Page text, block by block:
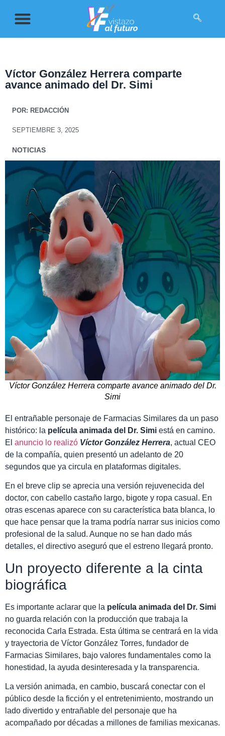
Víctor González Herrera comparte
avance animado del Dr. Simi
POR: REDACCIÓN
SEPTIEMBRE 3, 2025
NOTICIAS
Víctor González Herrera comparte avance animado del Dr.
Simi
El entrañable personaje de Farmacias Similares da un paso
histórico: la película animada del Dr. Simi está en camino.
El anuncio lo realizó Víctor González Herrera, actual CEO
de la compañía, quien presentó un adelanto de 20
segundos que ya circula en plataformas digitales.
En el breve clip se aprecia una versión rejuvenecida del
doctor, con cabello castaño largo, bigote y ropa casual. En
otras escenas aparece con su característica bata blanca, lo
que hace pensar que la trama podría narrar sus inicios como
profesional de la salud. Aunque no se han dado más
detalles, el directivo aseguró que el estreno llegará pronto.
Un proyecto diferente a la cinta
biográfica
Es importante aclarar que la película animada del Dr. Simi
no guarda relación con la producción que trabaja la
reconocida Carla Estrada. Esta última se centrará en la vida
y trayectoria de Víctor González Torres, fundador de
Farmacias Similares, bajo valores fundamentales como la
honestidad, la ayuda desinteresada y la transparencia.
La versión animada, en cambio, buscará conectar con el
público desde la ficción y el entretenimiento, mostrando un
lado divertido y entrañable del personaje que ha
acompañado por décadas a millones de familias mexicanas.